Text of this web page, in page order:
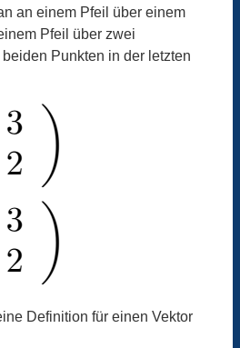
an einem Pfeil über einem
Pfeil über zwei
Punkten in der letzten
Definition für einen Vektor